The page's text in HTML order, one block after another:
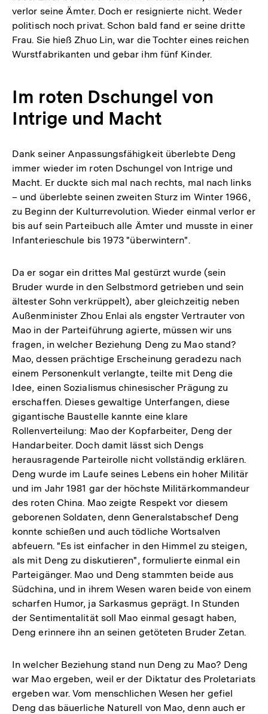
verlor seine Ämter. Doch er resignierte nicht. Weder
politisch noch privat. Schon bald fand er seine dritte
Frau. Sie hieß Zhuo Lin, war die Tochter eines reichen
Wurstfabrikanten und gebar ihm fünf Kinder.
Im roten Dschungel von
Intrige und Macht
Dank seiner Anpassungsfähigkeit überlebte Deng
immer wieder im roten Dschungel von Intrige und
Macht. Er duckte sich mal nach rechts, mal nach links
– und überlebte seinen zweiten Sturz im Winter 1966,
zu Beginn der Kulturrevolution. Wieder einmal verlor er
bis auf sein Parteibuch alle Ämter und musste in einer
Infanterieschule bis 1973 "überwintern".
Da er sogar ein drittes Mal gestürzt wurde (sein
Bruder wurde in den Selbstmord getrieben und sein
ältester Sohn verkrüppelt), aber gleichzeitig neben
Außenminister Zhou Enlai als engster Vertrauter von
Mao in der Parteiführung agierte, müssen wir uns
fragen, in welcher Beziehung Deng zu Mao stand?
Mao, dessen prächtige Erscheinung geradezu nach
einem Personenkult verlangte, teilte mit Deng die
Idee, einen Sozialismus chinesischer Prägung zu
erschaffen. Dieses gewaltige Unterfangen, diese
gigantische Baustelle kannte eine klare
Rollenverteilung: Mao der Kopfarbeiter, Deng der
Handarbeiter. Doch damit lässt sich Dengs
herausragende Parteirolle nicht vollständig erklären.
Deng wurde im Laufe seines Lebens ein hoher Militär
und im Jahr 1981 gar der höchste Militärkommandeur
des roten China. Mao zeigte Respekt vor diesem
geborenen Soldaten, denn Generalstabschef Deng
konnte schießen und auch tödliche Wortsalven
abfeuern. "Es ist einfacher in den Himmel zu steigen,
als mit Deng zu diskutieren", formulierte einmal ein
Parteigänger. Mao und Deng stammten beide aus
Südchina, und in ihrem Wesen waren beide von einem
scharfen Humor, ja Sarkasmus geprägt. In Stunden
der Sentimentalität soll Mao einmal gesagt haben,
Deng erinnere ihn an seinen getöteten Bruder Zetan.
In welcher Beziehung stand nun Deng zu Mao? Deng
war Mao ergeben, weil er der Diktatur des Proletariats
ergeben war. Vom menschlichen Wesen her gefiel
Deng das bäuerliche Naturell von Mao, denn auch er